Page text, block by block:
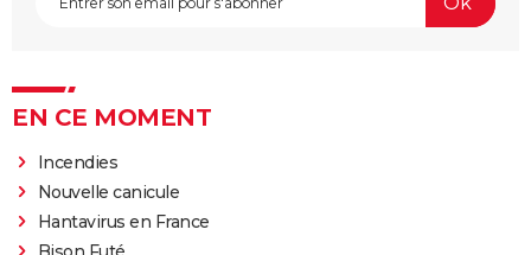
EN CE MOMENT
Incendies
Nouvelle canicule
Hantavirus en France